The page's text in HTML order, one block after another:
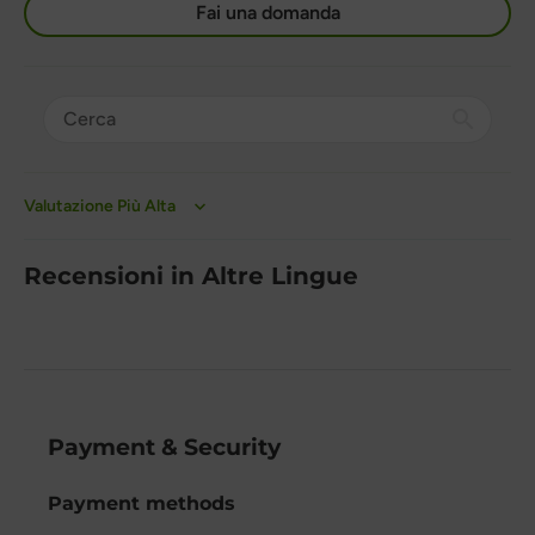
Fai una domanda
Sort by
Recensioni in Altre Lingue
Payment & Security
Payment methods